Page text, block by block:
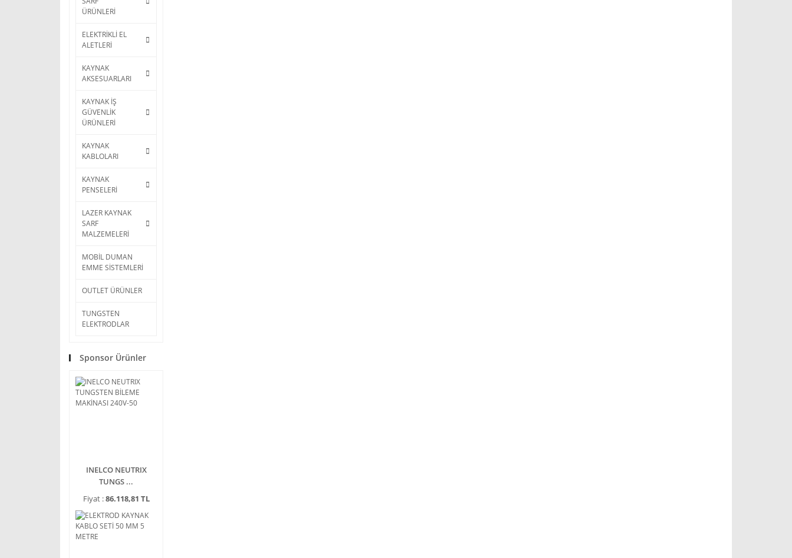
ÜRÜNLERİ
ELEKTRİKLİ EL
ALETLERİ
KAYNAK
AKSESUARLARI
KAYNAK İŞ
GÜVENLİK
ÜRÜNLERİ
KAYNAK
KABLOLARI
KAYNAK
PENSELERİ
LAZER KAYNAK
SARF
MALZEMELERİ
MOBİL DUMAN
EMME SİSTEMLERİ
OUTLET ÜRÜNLER
TUNGSTEN
ELEKTRODLAR
Sponsor Ürünler
INELCO NEUTRIX
TUNGS ...
Fiyat :86.118,81 TL